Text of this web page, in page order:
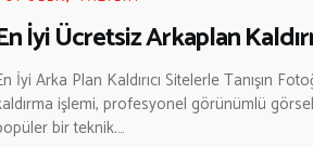
İyi Ücretsiz Arkaplan
İyi Arka Plan Kaldırıcı Sitelerle Tanışın
işlemi, profesyonel görünümlü
bir teknik.…